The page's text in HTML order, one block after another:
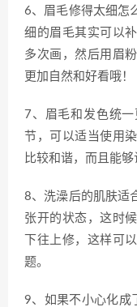
6、眉毛修得太细怎
细的眉毛其实可以
多次画，然后用眉
更加自然和好看哦！
7、眉毛和发色统
节，可以适当使用
比较和谐，而且能够
8、洗澡后的肌肤适
张开的状态，这时
下往上修，这样可
题。
9、如果不小心化成